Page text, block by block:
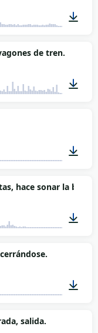
00:42
de tren.
00:04
hace sonar la
salida.